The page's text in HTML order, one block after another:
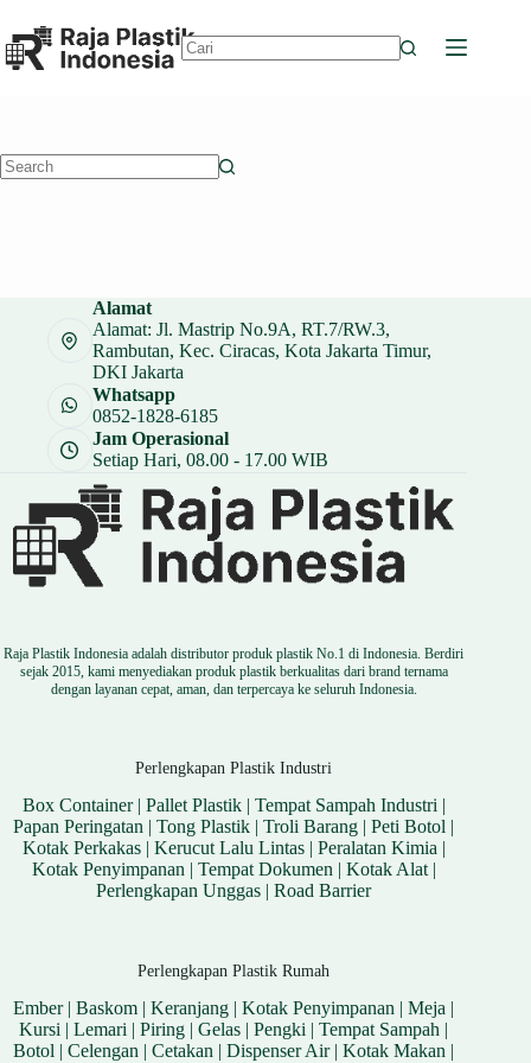
to
content
Alamat
Alamat: Jl. Mastrip No.9A, RT.7/RW.3,
Rambutan, Kec. Ciracas, Kota Jakarta Timur,
DKI Jakarta
Whatsapp
0852-1828-6185
Jam Operasional
Setiap Hari, 08.00 - 17.00 WIB
Raja Plastik Indonesia adalah distributor produk plastik No.1 di Indonesia. Berdiri
sejak 2015, kami menyediakan produk plastik berkualitas dari brand ternama
dengan layanan cepat, aman, dan terpercaya ke seluruh Indonesia.
Perlengkapan Plastik Industri
Box Container| Pallet Plastik| Tempat Sampah Industri |
Papan Peringatan |Tong Plastik |Troli Barang |Peti Botol |
Kotak Perkakas| Kerucut Lalu Lintas| Peralatan Kimia |
Kotak Penyimpanan | Tempat Dokumen | Kotak Alat|
Perlengkapan Unggas |Road Barrier
Perlengkapan Plastik Rumah
Ember|Baskom |Keranjang |Kotak Penyimpanan |Meja |
Kursi |Lemari |Piring |Gelas |Pengki |Tempat Sampah |
Botol |Celengan |Cetakan |Dispenser Air|Kotak Makan |